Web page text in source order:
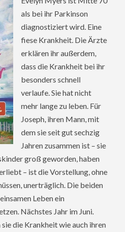
als bei ihr Parkinson
diagnostiziert wird. Eine
fiese Krankheit. Die Ärzte
erklären ihr außerdem,
dass die Krankheit bei ihr
besonders schnell
verlaufe. Sie hat nicht
mehr lange zu leben. Für
Joseph, ihren Mann, mit
dem sie seit gut sechzig
Jahren zusammen ist – sie
groß geworden, haben
– ist die Vorstellung, ohne
unerträglich. Die beiden
Leben ein
Nächstes Jahr im Juni.
die Krankheit wie auch ihren